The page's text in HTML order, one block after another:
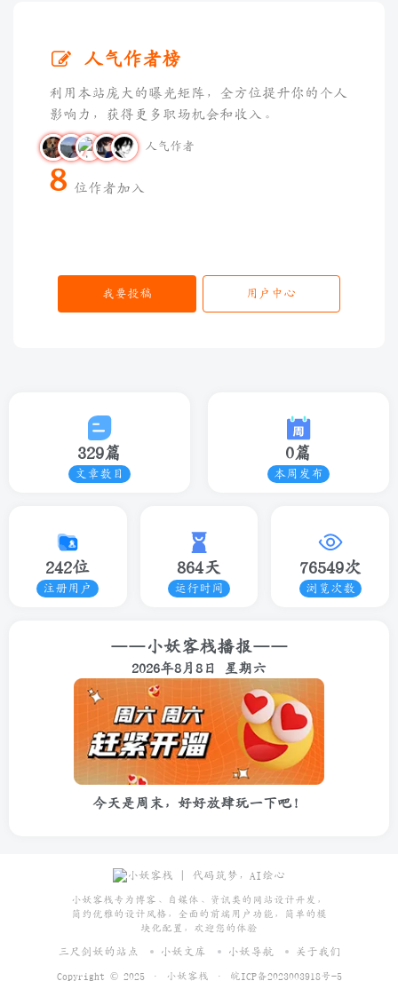
人气作者榜
利用本站庞大的曝光矩阵，全方位提升你的个人
影响力，获得更多职场机会和收入。
人气作者
8 位作者加入
我要投稿 用户中心
329篇
文章数目
0篇
本周发布
242位
注册用户
864天
运行时间
76549次
浏览次数
——小妖客栈播报——
2026年8月8日 星期六
今天是周末，好好放肆玩一下吧！
小妖客栈专为博客、自媒体、资讯类的网站设计开发，
简约优雅的设计风格，全面的前端用户功能，简单的模
块化配置，欢迎您的体验
三尺剑妖的站点 小妖文库 小妖导航 关于我们
Copyright © 2025 · 小妖客栈 · 皖ICP备2023003918号-5